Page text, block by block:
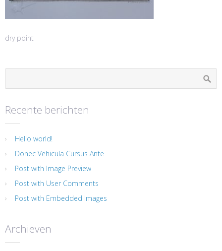
dry point
Recente berichten
Hello world!
Donec Vehicula Cursus Ante
Post with Image Preview
Post with User Comments
Post with Embedded Images
Archieven